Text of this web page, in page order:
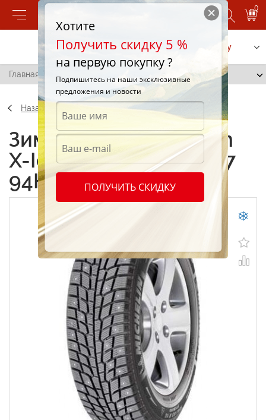
0
Позвонить Заказать услугу
Главная / Michelin X-Ice North 225/45 R17 94H
Назад
Зимние шины Michelin
X-Ice North 225/45 R17
94H
Хотите
Получить скидку 5 %
на первую покупку ?
Подпишитесь на наши эксклюзивные
предложения и новости
ПОЛУЧИТЬ СКИДКУ